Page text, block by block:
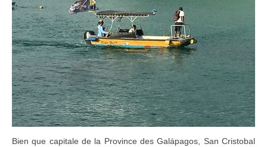
Bien que capitale de la Province des Galápagos, San Cristobal